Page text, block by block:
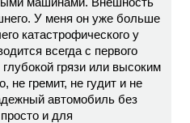
У меня он уже больше
катастрофического у
всегда с первого
грязи или высоким
не гремит, не гудит и не
автомобиль без
и для